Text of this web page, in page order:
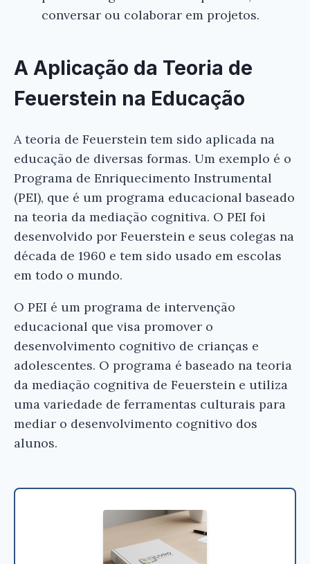
conversar ou colaborar em projetos.
A Aplicação da Teoria de
Feuerstein na Educação
A teoria de Feuerstein tem sido aplicada na
educação de diversas formas. Um exemplo é o
Programa de Enriquecimento Instrumental
(PEI), que é um programa educacional baseado
na teoria da mediação cognitiva. O PEI foi
desenvolvido por Feuerstein e seus colegas na
década de 1960 e tem sido usado em escolas
em todo o mundo.
O PEI é um programa de intervenção
educacional que visa promover o
desenvolvimento cognitivo de crianças e
adolescentes. O programa é baseado na teoria
da mediação cognitiva de Feuerstein e utiliza
uma variedade de ferramentas culturais para
mediar o desenvolvimento cognitivo dos
alunos.
Ei, Leitor!
Gostou do resumo? Nós criamos resumos para
que você tenha certeza de que o livro é bom
antes de comprar.
Informação e Autonomia a Mediação
Segundo Feuerstein - Aida Varela
Conferir na Amazon